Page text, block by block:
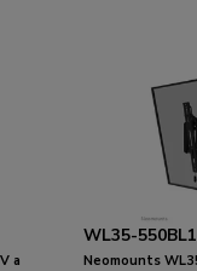
a
WL35-
Neomounts